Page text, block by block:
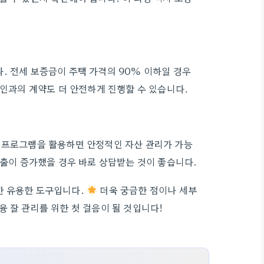
. 전세 보증금이 주택 가격의 90% 이하일 경우
과의 계약도 더 안전하게 진행할 수 있습니다.
로그램을 활용하면 안정적인 자산 관리가 가능
증가했을 경우 바로 상담받는 것이 좋습니다.
유용한 도구입니다.
더욱 궁금한 점이나 세부
잘 관리를 위한 첫 걸음이 될 것입니다!